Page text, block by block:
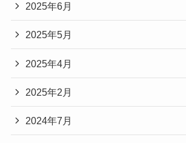
2025年6月
2025年5月
2025年4月
2025年2月
2024年7月